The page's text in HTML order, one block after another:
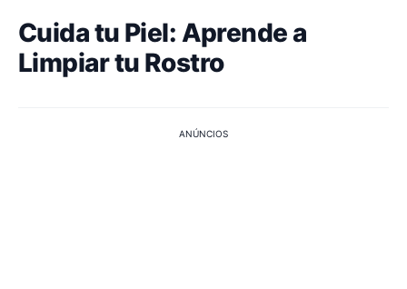
Cuida tu Piel: Aprende a
Limpiar tu Rostro
ANÚNCIOS